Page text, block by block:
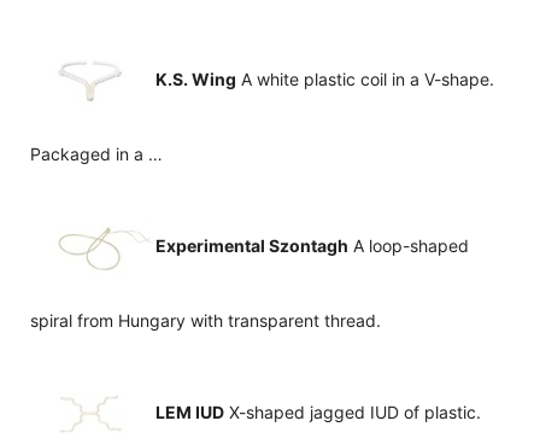
K.S. Wing A white plastic coil in a V-shape.
Packaged in a …
Experimental Szontagh A loop-shaped
spiral from Hungary with transparent thread.
LEM IUD X-shaped jagged IUD of plastic.